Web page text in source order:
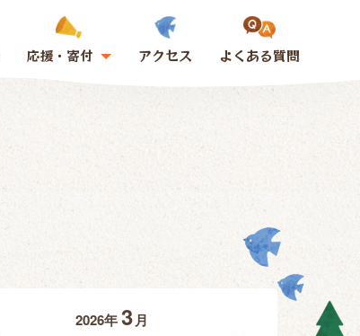
応援・寄付 アクセス よくある質問
2026年3 月